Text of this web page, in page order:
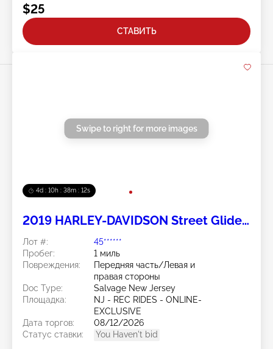
$25
СТАВИТЬ
4d : 10h : 38m : 11s
Swipe to right for more images
2019 HARLEY-DAVIDSON Street Glide
Лот #:
45******
Пробег:
1 миль
Повреждения:
Передняя часть/Левая и
правая стороны
Doc Type:
Salvage New Jersey
Площадка:
NJ - REC RIDES - ONLINE-
EXCLUSIVE
Дата торгов:
08/12/2026
Статус ставки:
You Haven't bid